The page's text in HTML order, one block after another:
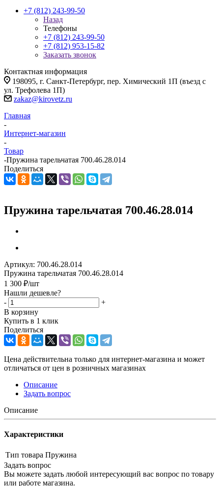
+7 (812) 243-99-50
Назад
Телефоны
+7 (812) 243-99-50
+7 (812) 953-15-82
Заказать звонок
Контактная информация
198095, г. Санкт-Петербург, пер. Химический 1П (въезд с
ул. Трефолева 1П)
zakaz@kirovetz.ru
Главная
-
Интернет-магазин
-
Товар
-Пружина тарельчатая 700.46.28.014
Поделиться
Пружина тарельчатая 700.46.28.014
Артикул: 700.46.28.014
Пружина тарельчатая 700.46.28.014
1 300 ₽/шт
Нашли дешевле?
-
+
В корзину
Купить в 1 клик
Поделиться
Цена действительна только для интернет-магазина и может
отличаться от цен в розничных магазинах
Описание
Задать вопрос
Описание
Характеристики
Тип товара Пружина
Задать вопрос
Вы можете задать любой интересующий вас вопрос по товару
или работе магазина.